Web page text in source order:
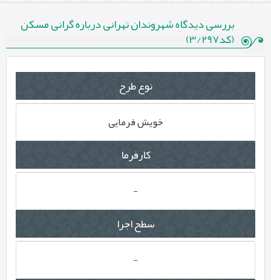
بررسی دیدگاه شهروندان تهرانی درباره گرانی مسکن
(کد3/297)
نوع طرح
خویش فرمایی
کارفرما
-
سطح اجرا
-